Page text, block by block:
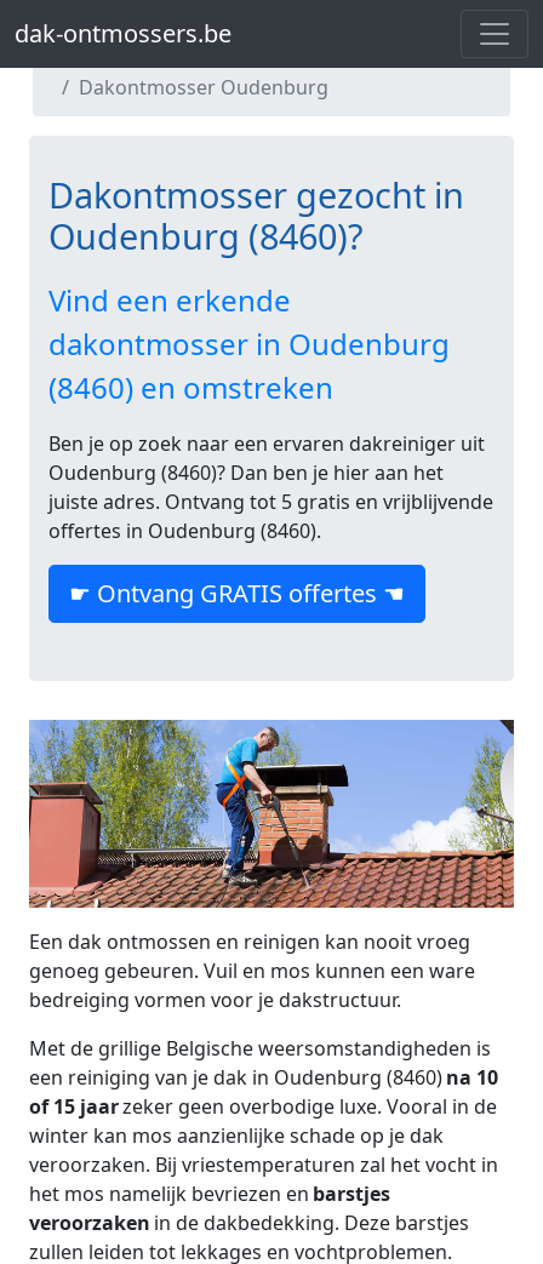
dak-ontmossers.be
dak-ontmossers.be
Dakontmosser Oudenburg
Dakontmosser gezocht in
Oudenburg (8460)?
Vind een erkende
dakontmosser in Oudenburg
(8460) en omstreken
Ben je op zoek naar een ervaren dakreiniger uit
Oudenburg (8460)? Dan ben je hier aan het
juiste adres. Ontvang tot 5 gratis en vrijblijvende
offertes in Oudenburg (8460).
☛ Ontvang GRATIS offertes ☚
Een dak ontmossen en reinigen kan nooit vroeg
genoeg gebeuren. Vuil en mos kunnen een ware
bedreiging vormen voor je dakstructuur.
Met de grillige Belgische weersomstandigheden is
een reiniging van je dak in Oudenburg (8460)na 10
of 15 jaarzeker geen overbodige luxe. Vooral in de
winter kan mos aanzienlijke schade op je dak
veroorzaken. Bij vriestemperaturen zal het vocht in
het mos namelijk bevriezen en barstjes
veroorzaken in de dakbedekking. Deze barstjes
zullen leiden tot lekkages en vochtproblemen.